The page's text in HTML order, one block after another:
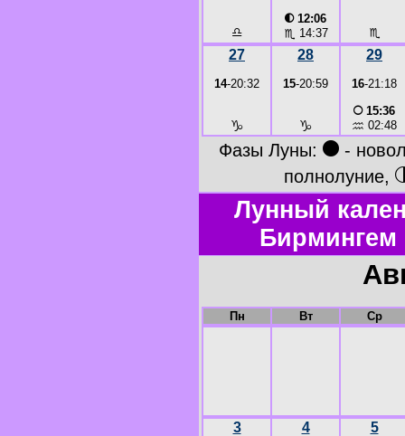
♎
◐12:06
♏ 14:37 ♏
27
14-20:32
♑
28
15-20:59
♑
29
16-21:18
○15:36
♒ 02:48
Фазы Луны: ● -
полнолуние,
Лунный
Бирмингем
Пн Вт Ср
3 4 5